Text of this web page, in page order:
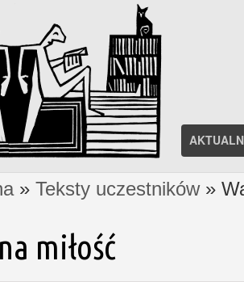
» Teksty uczestników»
miłość